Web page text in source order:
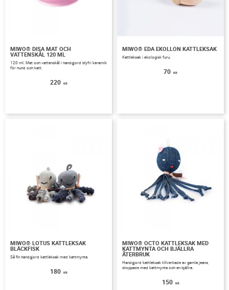
MIWO® DISA MAT OCH
VATTENSKÅL 120 ML
120 ml. Mat och vattenskål i handgjord blyfri keramik
för hund och katt.
220 KR
MIWO® EDA EKOLLON KATTLEKSAK
​​Kattleksak i ekologisk furu.
70 KR
MIWO® LOTUS KATTLEKSAK
BLÄCKFISK
Så fin handgjord kattleksak med kattmynta.
180 KR
MIWO® OCTO KATTLEKSAK MED
KATTMYNTA OCH BJÄLLRA
ÅTERBRUK
Handgjord kattleksak tillverkade av gamla jeans,
stoppade med kattmynta och en bjällra.
150 KR